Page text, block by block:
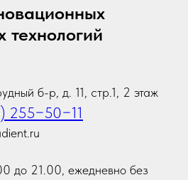
технологий
б-р, д. 11, стр.1, 2 этаж
255−50−11
до 21.00, ежедневно без